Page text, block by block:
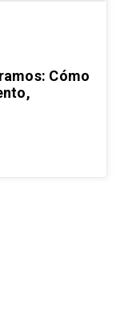
Cómo